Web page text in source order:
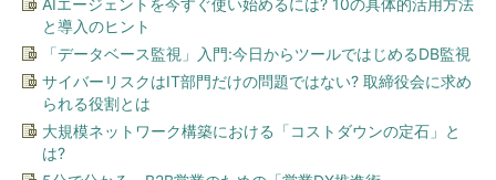
AIエージェントを今すぐ使い始めるには? 10の具体的活用方法
と導入のヒント
「データベース監視」入門:今日からツールではじめるDB監視
サイバーリスクはIT部門だけの問題ではない? 取締役会に求め
られる役割とは
大規模ネットワーク構築における「コストダウンの定石」と
は?